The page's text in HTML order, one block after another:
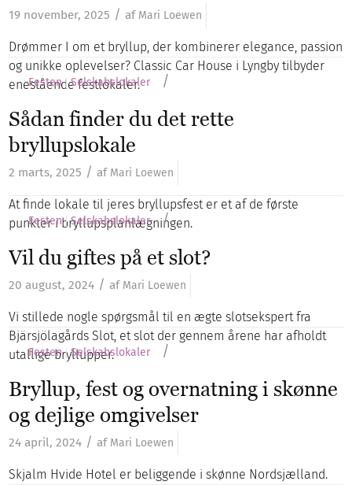
19 november, 2025 / af Mari Loewen
Drømmer I om et bryllup, der kombinerer elegance, passion
og unikke oplevelser? Classic Car House i Lyngby tilbyder
enestående festlokaler.
Festen Selskabslokaler /
Sådan finder du det rette
bryllupslokale
2 marts, 2025 / af Mari Loewen
At finde lokale til jeres bryllupsfest er et af de første
punkter i bryllupsplanlægningen.
Festen Selskabslokaler /
Vil du giftes på et slot?
20 august, 2024 / af Mari Loewen
Vi stillede nogle spørgsmål til en ægte slotsekspert fra
Bjärsjölagårds Slot, et slot der gennem årene har afholdt
utallige bryllupper.
Festen Selskabslokaler /
Bryllup, fest og overnatning i skønne
og dejlige omgivelser
24 april, 2024 / af Mari Loewen
Skjalm Hvide Hotel er beliggende i skønne Nordsjælland.